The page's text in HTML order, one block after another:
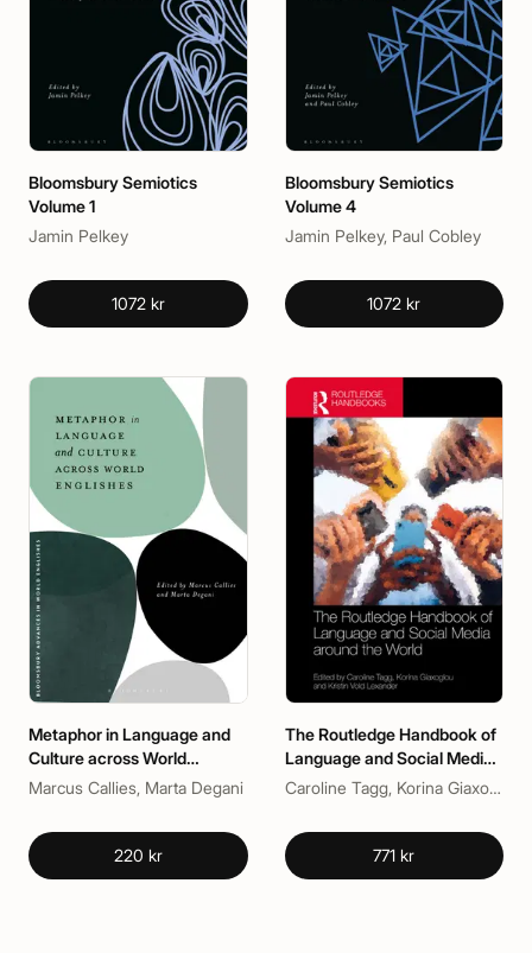
Bloomsbury Semiotics
Volume 1
Jamin Pelkey
1072 kr
Bloomsbury Semiotics
Volume 4
Jamin Pelkey, Paul Cobley
1072 kr
Metaphor in Language and
Culture across World
Englishes
Marcus Callies, Marta Degani
220 kr
The Routledge Handbook of
Language and Social Media
around the World
Caroline Tagg, Korina Giaxoglou, Kristin Vold Lexander
771 kr